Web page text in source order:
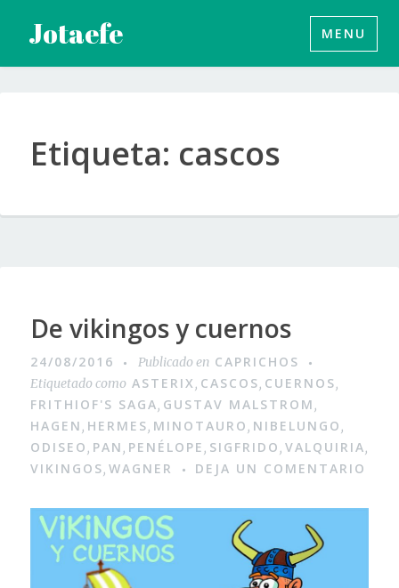
contenido
Jotaefe MENU
Etiqueta: cascos
De vikingos y cuernos
24/08/2016 Publicado en CAPRICHOS
Etiquetado como ASTERIX, CASCOS, CUERNOS,
FRITHIOF'S SAGA, GUSTAV MALSTROM,
HAGEN, HERMES, MINOTAURO, NIBELUNGO,
ODISEO, PAN, PENÉLOPE, SIGFRIDO,VALQUIRIA,
VIKINGOS,WAGNER DEJA UN COMENTARIO